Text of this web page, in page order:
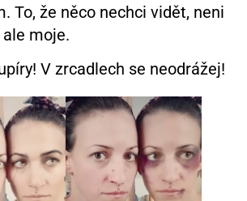
To, že něco nechci vidět, neni
moje.
V zrcadlech se neodrážej!